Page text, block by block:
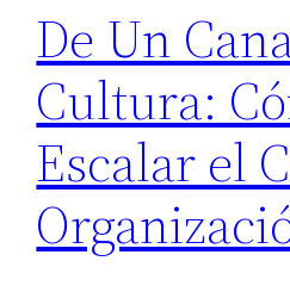
De Un
Cultura:
Escalar el